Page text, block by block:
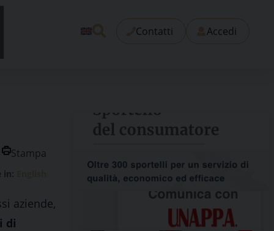
Contatti
Accedi
Stampa
in:
aziende,
di